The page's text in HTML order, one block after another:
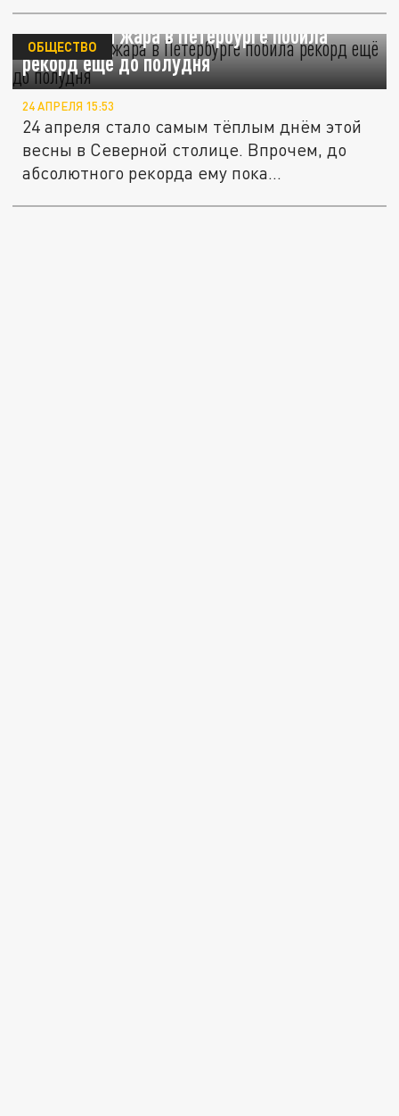
Апрельская жара в Петербурге побила
рекорд ещё до полудня
ОБЩЕСТВО
24 АПРЕЛЯ 15:53
24 апреля стало самым тёплым днём этой
весны в Северной столице. Впрочем, до
абсолютного рекорда ему пока...